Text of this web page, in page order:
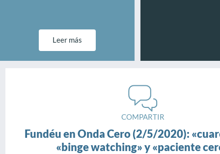
Leer más
COMPARTIR
Fundéu en Onda Cero (2/5/2020):
«binge watching» y «paciente